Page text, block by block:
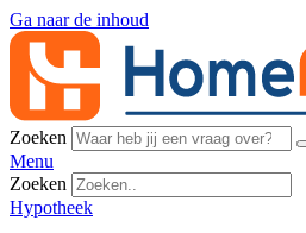
Ga naar de inhoud
Zoeken
Menu
Zoeken
Hypotheek